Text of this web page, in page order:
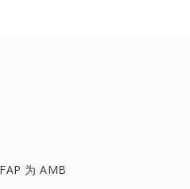
FAP 为 AMB